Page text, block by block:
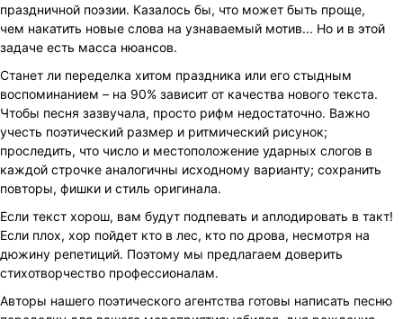
праздничной поэзии. Казалось бы, что может быть проще,
чем накатить новые слова на узнаваемый мотив... Но и в этой
задаче есть масса нюансов.
Станет ли переделка хитом праздника или его стыдным
воспоминанием – на 90% зависит от качества нового текста.
Чтобы песня зазвучала, просто рифм недостаточно. Важно
учесть поэтический размер и ритмический рисунок;
проследить, что число и местоположение ударных слогов в
каждой строчке аналогичны исходному варианту; сохранить
повторы, фишки и стиль оригинала.
Если текст хорош, вам будут подпевать и аплодировать в такт!
Если плох, хор пойдет кто в лес, кто по дрова, несмотря на
дюжину репетиций. Поэтому мы предлагаем доверить
стихотворчество профессионалам.
Авторы нашего поэтического агентства готовы написать песню